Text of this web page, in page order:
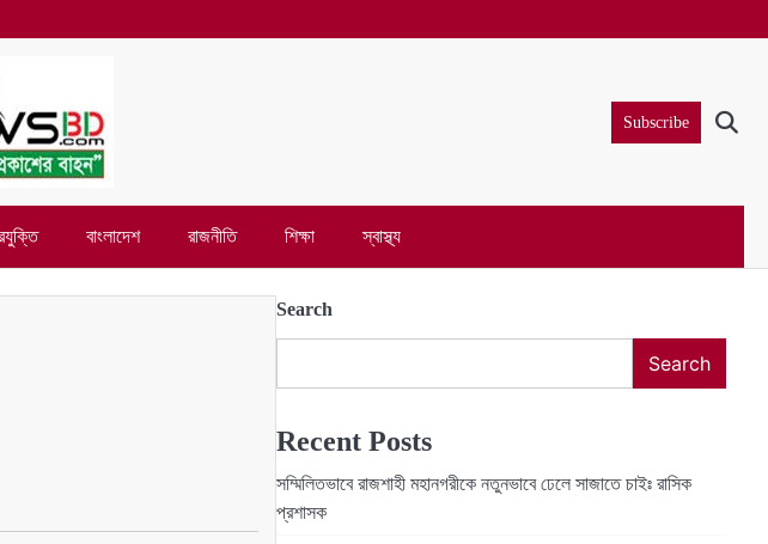
Subscribe
বাংলাদেশ রাজনীতি শিক্ষা স্বাস্থ্য
Search
Search
Recent Posts
সম্মিলিতভাবে রাজশাহী মহানগরীকে নতুনভাবে ঢেলে সাজাতে চাইঃ রাসিক
প্রশাসক